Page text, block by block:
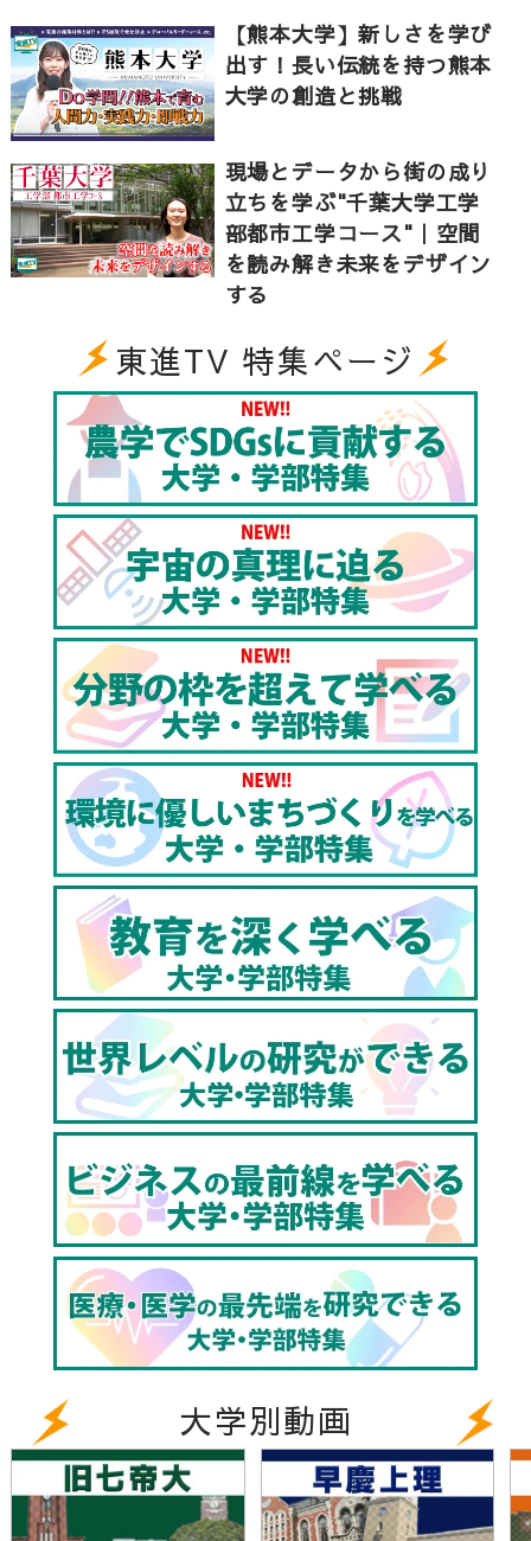
どのような研究を行っているのか、学生にもお話を伺
ってみました。
手嶌くん（地球科学コース4年）「柱状節理という溶岩
が自然に冷えて固まって出来た不思議な割れ目に関す
る研究を行っています。将来は、研究したことを活か
して、火山防災のような国民のためになることをした
いと考えています」
熊本大学理学部では理学部一学科制を導入していま
年生以降は自分にあった専門分野を選択し理解を深め
る教育体制が整っているのです。
桒原さん「色んな分野に興味のある学生もいますよ
ね。堀之内さんはどうでしたか？」
堀之内さん「私は大学入学当初から化学コースに進み
たいと考えていましたが、他の学問を学ぶことも面白
いことだと知ることが出来ました」
その他にも、私たちの生活に結びつく研究に取り組ん
でいる教員も多くおり、学部をまたいだ共同研究も盛
んに行われてます。
「独自の学問領域に迫る」
画像生物学とは一体どのような学問なのでしょうか。
どのような研究を行っているのか、檜垣先生に伺って
みました。
檜垣先生「新しい生命現象を見つける研究を行ってい
ます。具体的には顕微鏡で植物細胞の画像を撮影し
て、コンピューターで解析することで細胞の中の新し
い構造物やその動態を見出す研究を行っています。VR
ゴーグルを使って自分があたかも細胞の中に入って入
っているかのようにして観察するというようなことも
行っています」
画像から捉える利点も先生に伺ってみました。
檜垣先生「解析できる空間スケールが多様であること
だと思います。例えば特殊な顕微鏡を使うことで分子
の構造が見える、ドローンや衛生を使うことで生態学
に結びつくデータも得ることが出来るのです。また、
一つの画像には多目的性を持った情報が含まれていま
す。撮影したときには気づかなかった思いもよらなか
った情報が後で見えてくるということもあり得るので
す」
どのような研究を行っているのか、学生にもお話を伺
ってみました。
【熊本大学】新しさを学び
出す！長い伝統を持つ熊本
大学の創造と挑戦
現場とデータから街の成り
立ちを学ぶ"千葉大学工学
部都市工学コース"｜空間
を読み解き未来をデザイン
する
東進TV 特集ページ
大学別動画